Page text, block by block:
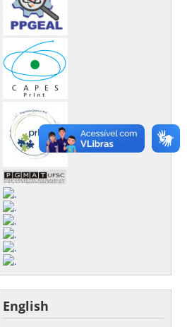
English